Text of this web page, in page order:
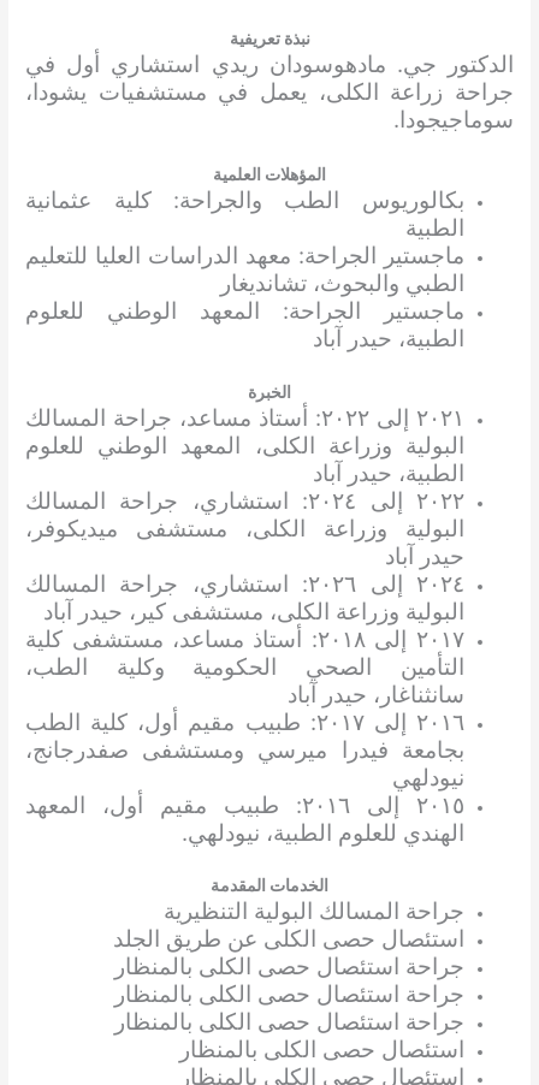
نبذة تعريفية
الدكتور جي. مادهوسودان ريدي استشاري أول في
جراحة زراعة الكلى، يعمل في مستشفيات يشودا،
سوماجيجودا.
المؤهلات العلمية
بكالوريوس الطب والجراحة: كلية عثمانية
الطبية
ماجستير الجراحة: معهد الدراسات العليا للتعليم
الطبي والبحوث، تشانديغار
ماجستير الجراحة: المعهد الوطني للعلوم
الطبية، حيدر آباد
الخبرة
٢٠٢١ إلى ٢٠٢٢: أستاذ مساعد، جراحة المسالك
البولية وزراعة الكلى، المعهد الوطني للعلوم
الطبية، حيدر آباد
٢٠٢٢ إلى ٢٠٢٤: استشاري، جراحة المسالك
البولية وزراعة الكلى، مستشفى ميديكوفر،
حيدر آباد
٢٠٢٤ إلى ٢٠٢٦: استشاري، جراحة المسالك
البولية وزراعة الكلى، مستشفى كير، حيدر آباد
٢٠١٧ إلى ٢٠١٨: أستاذ مساعد، مستشفى كلية
التأمين الصحي الحكومية وكلية الطب،
سانثناغار، حيدر آباد
٢٠١٦ إلى ٢٠١٧: طبيب مقيم أول، كلية الطب
بجامعة فيدرا ميرسي ومستشفى صفدرجانج،
نيودلهي
٢٠١٥ إلى ٢٠١٦: طبيب مقيم أول، المعهد
الهندي للعلوم الطبية، نيودلهي.
الخدمات المقدمة
جراحة المسالك البولية التنظيرية
استئصال حصى الكلى عن طريق الجلد
جراحة استئصال حصى الكلى بالمنظار
جراحة استئصال حصى الكلى بالمنظار
جراحة استئصال حصى الكلى بالمنظار
استئصال حصى الكلى بالمنظار
استئصال حصى الكلى بالمنظار